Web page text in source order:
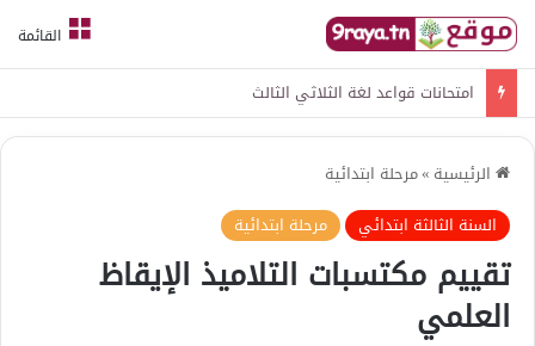
القائمة
امتحانات قواعد لغة الثلاثي الثالث
الرئيسية »مرحلة ابتدائية
السنة الثالثة ابتدائي
مرحلة ابتدائية
تقييم مكتسبات التلاميذ الإيقاظ
العلمي